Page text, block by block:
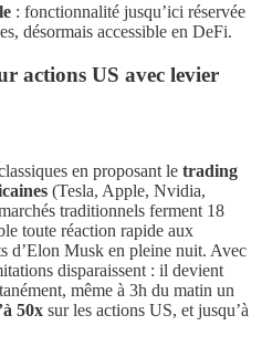
: fonctionnalité jusqu’ici réservée
désormais accessible en DeFi.
actions US avec levier
en proposant le trading
(Tesla, Apple, Nvidia,
traditionnels ferment 18
toute réaction rapide aux
d’Elon Musk en pleine nuit. Avec
disparaissent : il devient
même à 3h du matin un
50x sur les actions US, et jusqu’à